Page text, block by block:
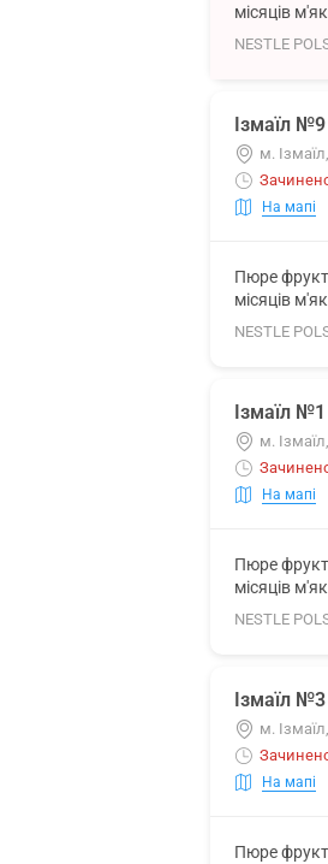
місяців
NESTLE
Ізмаїл №9
м.
На мапі
Пюре
місяців
NESTLE
Ізмаїл №1
м.
На мапі
Пюре
місяців
NESTLE
Ізмаїл №3
м.
На мапі
Пюре